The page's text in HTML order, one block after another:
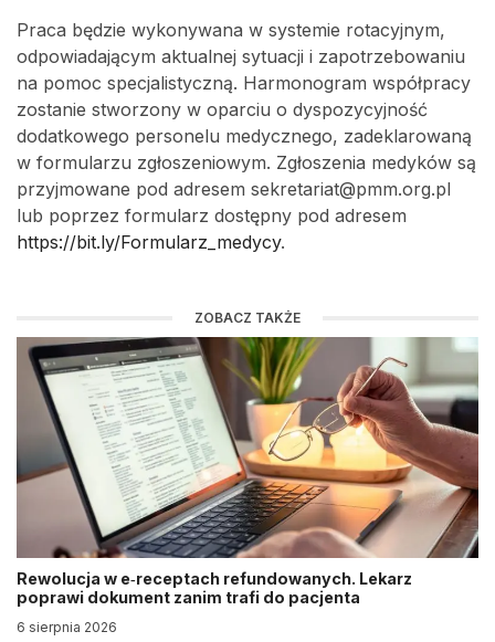
Praca będzie wykonywana w systemie rotacyjnym,
odpowiadającym aktualnej sytuacji i zapotrzebowaniu
na pomoc specjalistyczną. Harmonogram współpracy
zostanie stworzony w oparciu o dyspozycyjność
dodatkowego personelu medycznego, zadeklarowaną
w formularzu zgłoszeniowym. Zgłoszenia medyków są
przyjmowane pod adresem sekretariat@pmm.org.pl
lub poprzez formularz dostępny pod adresem
https://bit.ly/Formularz_medycy.
ZOBACZ TAKŻE
Rewolucja w e‑receptach refundowanych. Lekarz
poprawi dokument zanim trafi do pacjenta
6 sierpnia 2026